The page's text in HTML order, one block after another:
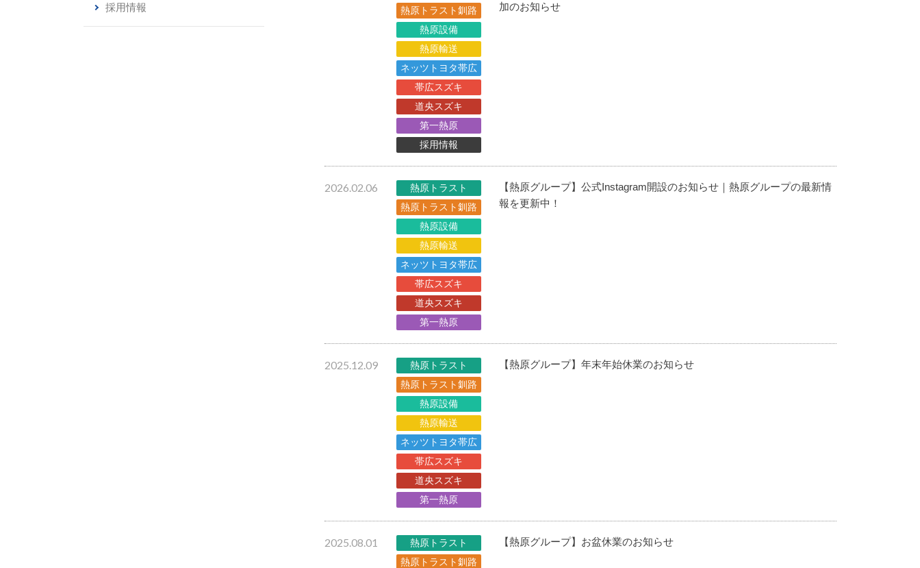
熱原トラスト釧路
熱原設備
熱原輸送
ネッツトヨタ帯広
帯広スズキ
道央スズキ
第一熱原
採用情報
加のお知らせ
2026.02.06
熱原トラスト
熱原トラスト釧路
熱原設備
熱原輸送
ネッツトヨタ帯広
帯広スズキ
道央スズキ
第一熱原
【熱原グループ】公式Instagram開設のお知らせ｜熱原グループの最新情
報を更新中！
2025.12.09
熱原トラスト
熱原トラスト釧路
熱原設備
熱原輸送
ネッツトヨタ帯広
帯広スズキ
道央スズキ
第一熱原
【熱原グループ】年末年始休業のお知らせ
2025.08.01
熱原トラスト
熱原トラスト釧路
【熱原グループ】お盆休業のお知らせ
採用情報